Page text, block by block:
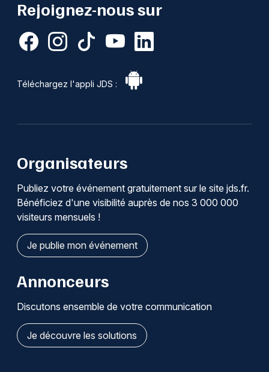
Rejoignez-nous sur
Téléchargez l'appli JDS :
Organisateurs
Publiez votre événement gratuitement sur le site jds.fr.
Bénéficiez d'une visibilité auprès de nos 3 000 000
visiteurs mensuels !
Je publie mon événement
Annonceurs
Discutons ensemble de votre communication
Je découvre les solutions